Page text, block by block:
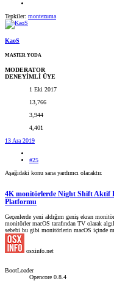
Tepkiler: montezuma
KaoS
MASTER YODA
MODERATOR
DENEYİMLİ ÜYE
1 Eki 2017
13,766
3,944
4,401
13 Ara 2019
#25
Aşağıdaki konu sana yardımcı olacaktır.
4K monitörlerde Night Shift Aktif
Platformu
Geçenlerde yeni aldığım geniş ekran
monitörler macOS tarafından TV olarak
sebebi bu gibi monitörlerin macOS içinde
osxinfo.net
BootLoader
Opencore 0.8.4